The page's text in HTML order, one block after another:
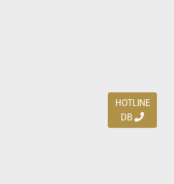
HOTLINE
DB